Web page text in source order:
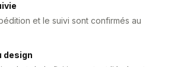
et le suivi sont confirmés au
design